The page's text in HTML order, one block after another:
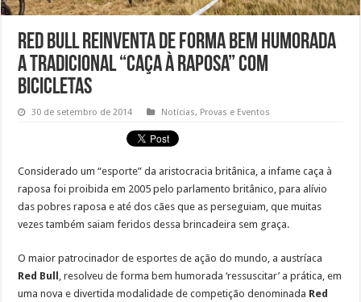
Red Bull reinventa de forma bem humorada
a tradicional “caça à raposa” com
bicicletas
30 de setembro de 2014 Notícias, Provas e Eventos
Considerado um “esporte” da aristocracia britânica, a infame caça à
raposa foi proibida em 2005 pelo parlamento britânico, para alívio
das pobres raposa e até dos cães que as perseguiam, que muitas
vezes também saiam feridos dessa brincadeira sem graça.
O maior patrocinador de esportes de ação do mundo, a austríaca
Red Bull , resolveu de forma bem humorada ‘ressuscitar’ a prática, em
uma nova e divertida modalidade de competição denominada Red